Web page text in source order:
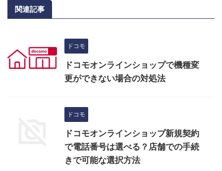
関連記事
ドコモ
ドコモオンラインショップで機種変
更ができない場合の対処法
ドコモ
ドコモオンラインショップ新規契約
で電話番号は選べる？店舗での手続
きで可能な選択方法